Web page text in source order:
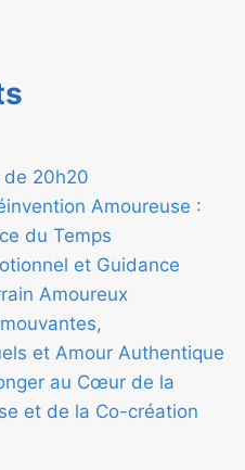
de 20h20
Amoureuse :
du Temps
et Guidance
Amoureux
et Amour Authentique
au Cœur de la
et de la Co-création